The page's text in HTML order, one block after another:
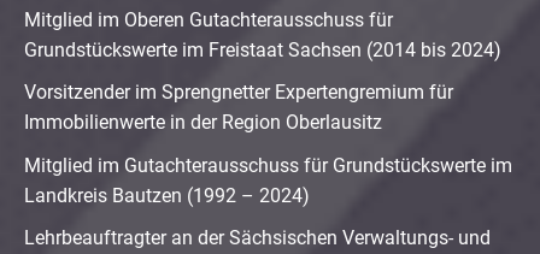
Mitglied im Oberen Gutachterausschuss für
Grundstückswerte im Freistaat Sachsen (2014 bis 2024)
Vorsitzender im Sprengnetter Expertengremium für
Immobilienwerte in der Region Oberlausitz
Mitglied im Gutachterausschuss für Grundstückswerte im
Landkreis Bautzen (1992 – 2024)
Lehrbeauftragter an der Sächsischen Verwaltungs- und